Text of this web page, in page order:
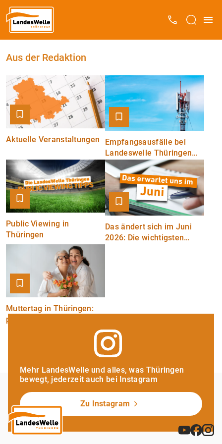
Aus der Redaktion
Aktuelle Veranstaltungen
Empfangsausfälle bei
Landeswelle Thüringen
am Mittwoch
Public Viewing in
Thüringen
Das ändert sich im Juni
2026: Die wichtigsten
Muttertag in Thüringen:
persönliche
Mehr LandesWelle und alles, was Thüringen
bewegt, jederzeit auch bei Instagram
Zu Instagram